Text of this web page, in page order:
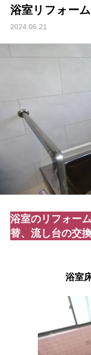
浴室リフォーム
2024.06.21
浴室のリフォー
替、流し台の交
浴室